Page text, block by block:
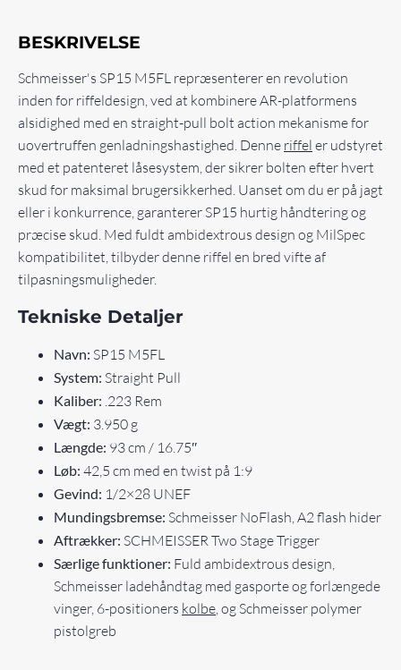
BESKRIVELSE
Schmeisser's SP15 M5FL repræsenterer en revolution
inden for riffeldesign, ved at kombinere AR-platformens
alsidighed med en straight-pull bolt action mekanisme for
uovertruffen genladningshastighed. Denne riffel er udstyret
med et patenteret låsesystem, der sikrer bolten efter hvert
skud for maksimal brugersikkerhed. Uanset om du er på jagt
eller i konkurrence, garanterer SP15 hurtig håndtering og
præcise skud. Med fuldt ambidextrous design og MilSpec
kompatibilitet, tilbyder denne riffel en bred vifte af
tilpasningsmuligheder.
Tekniske Detaljer
Navn: SP15 M5FL
System: Straight Pull
Kaliber: .223 Rem
Vægt: 3.950 g
Længde: 93 cm / 16.75″
Løb: 42,5 cm med en twist på 1:9
Gevind: 1/2×28 UNEF
Mundingsbremse: Schmeisser NoFlash, A2 flash hider
Aftrækker: SCHMEISSER Two Stage Trigger
Særlige funktioner: Fuld ambidextrous design,
Schmeisser ladehåndtag med gasporte og forlængede
vinger, 6-positioners kolbe, og Schmeisser polymer
pistolgreb